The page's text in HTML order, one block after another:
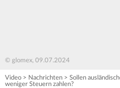
© glomex, 09.07.2024
Video > Nachrichten > Sollen
weniger Steuern zahlen?